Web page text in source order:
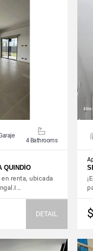
4 Bathrooms
QUINDÍO
renta, ubicada
DETAIL